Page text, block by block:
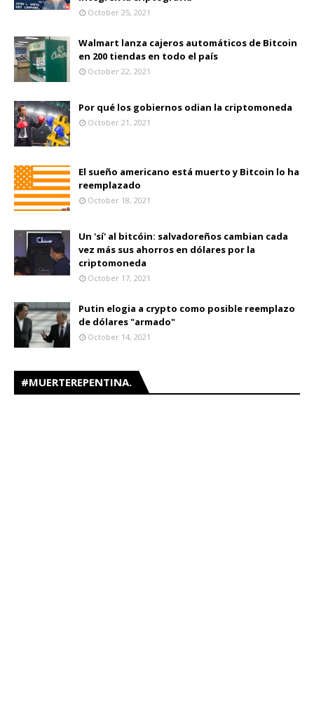
October 25, 2021
Walmart lanza cajeros automáticos de Bitcoin
en 200 tiendas en todo el país
October 22, 2021
Por qué los gobiernos odian la criptomoneda
October 21, 2021
El sueño americano está muerto y Bitcoin lo ha
reemplazado
October 18, 2021
Un 'sí' al bitcóin: salvadoreños cambian cada
vez más sus ahorros en dólares por la
criptomoneda
October 17, 2021
Putin elogia a crypto como posible reemplazo
de dólares "armado"
October 14, 2021
#MUERTEREPENTINA.